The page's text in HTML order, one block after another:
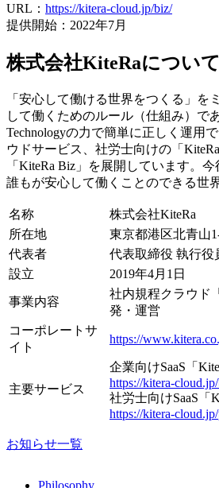
URL： https://kitera-cloud.jp/biz/
提供開始：2022年7月
株式会社KiteRaについて
「安心して働ける世界をつくる」を
して働くためのルール（仕組み）で
Technologyの力で簡単に正しく運用
ウドサービス、社労士向けの「
「KiteRa Biz」を展開しています。
誰もが安心して働くことのできる世
名称
株式会社KiteRa
所在地
東京都港区北青山
代表者
代表取締役 執行
設立
2019年4月1日
事業内容
社内規程クラウド
発・運営
コーポレートサ
イト
https://
主要サービス
企業向けSaaS「
https://kitera-
社労士向けSaaS「
https://kitera-
お知らせ一覧